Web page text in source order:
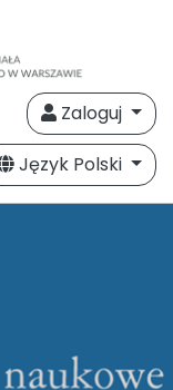
Zaloguj
Język Polski